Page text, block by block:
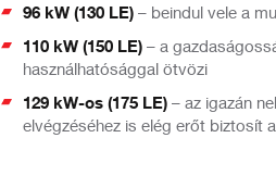
96 kW (130 LE) – beindul vele a
110 kW (150 LE) – a
használhatósággal ötvözi
129 kW-os (175 LE) – az igazán
elvégzéséhez is elég erőt biztosít